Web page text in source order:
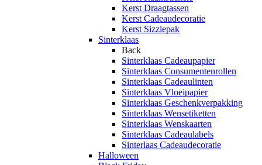
Kerst Draagtassen
Kerst Cadeaudecoratie
Kerst Sizzlepak
Sinterklaas
Back
Sinterklaas Cadeaupapier
Sinterklaas Consumentenrollen
Sinterklaas Cadeaulinten
Sinterklaas Vloeipapier
Sinterklaas Geschenkverpakking
Sinterklaas Wensetiketten
Sinterklaas Wenskaarten
Sinterklaas Cadeaulabels
Sinterlaas Cadeaudecoratie
Halloween